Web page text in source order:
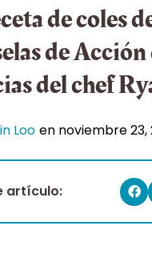
de coles
de Acción
del chef
Loo en noviembre 23,
artículo: